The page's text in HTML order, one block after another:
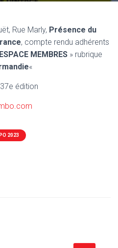
Rue Marly, Présence du
, compte rendu adhérents
ESPACE MEMBRES » rubrique
«
édition
2023